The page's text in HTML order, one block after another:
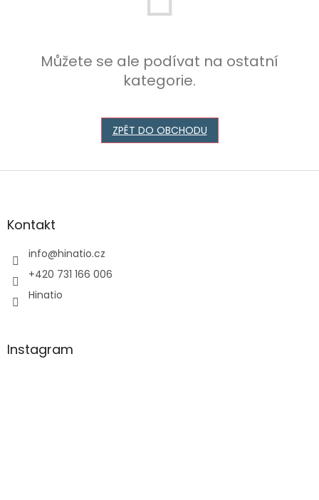
Můžete se ale podívat na ostatní
kategorie.
ZPĚT DO OBCHODU
Z
aKontakt
info@hinatio.cz
+420 731 166 006
Hinatio
Instagram